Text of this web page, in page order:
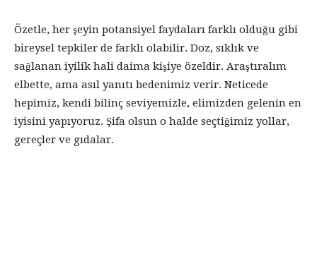
Özetle, her şeyin potansiyel faydaları farklı olduğu gibi
bireysel tepkiler de farklı olabilir. Doz, sıklık ve
sağlanan iyilik hali daima kişiye özeldir. Araştıralım
elbette, ama asıl yanıtı bedenimiz verir. Neticede
hepimiz, kendi bilinç seviyemizle, elimizden gelenin en
iyisini yapıyoruz. Şifa olsun o halde seçtiğimiz yollar,
gereçler ve gıdalar.